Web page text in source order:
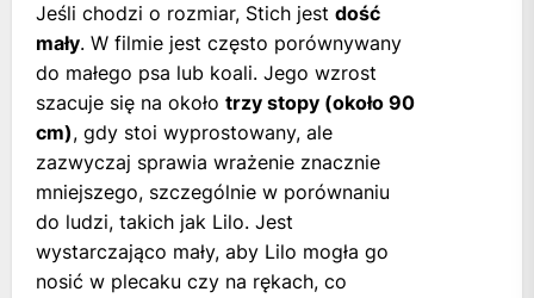
Jeśli chodzi o rozmiar, Stich jest dość
mały. W filmie jest często porównywany
do małego psa lub koali. Jego wzrost
szacuje się na około trzy stopy (około 90
cm), gdy stoi wyprostowany, ale
zazwyczaj sprawia wrażenie znacznie
mniejszego, szczególnie w porównaniu
do ludzi, takich jak Lilo. Jest
wystarczająco mały, aby Lilo mogła go
nosić w plecaku czy na rękach, co